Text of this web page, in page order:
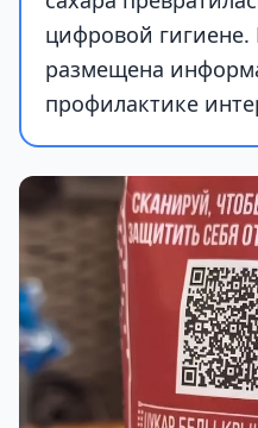
цифровой гигиене.
размещена
профилактике